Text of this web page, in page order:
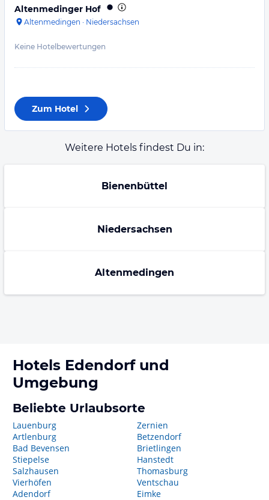
Altenmedinger Hof
Altenmedingen · Niedersachsen
Keine Hotelbewertungen
Zum Hotel
Weitere Hotels findest Du in:
Bienenbüttel
Niedersachsen
Altenmedingen
Hotels Edendorfund
Umgebung
Beliebte Urlaubsorte
Lauenburg
Artlenburg
Bad Bevensen
Stiepelse
Salzhausen
Vierhöfen
Adendorf
Zernien
Betzendorf
Brietlingen
Hanstedt
Thomasburg
Ventschau
Eimke